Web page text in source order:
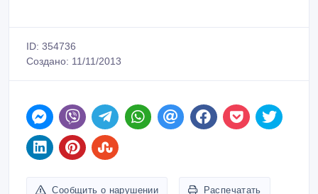
ID: 354736
Создано: 11/11/2013
Сообщить о нарушении Распечатать